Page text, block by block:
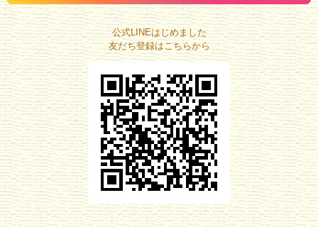
公式LINEはじめました
友だち登録はこちらから